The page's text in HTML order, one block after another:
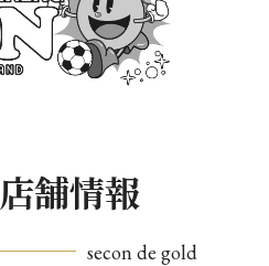
店舗情報
secon de gold